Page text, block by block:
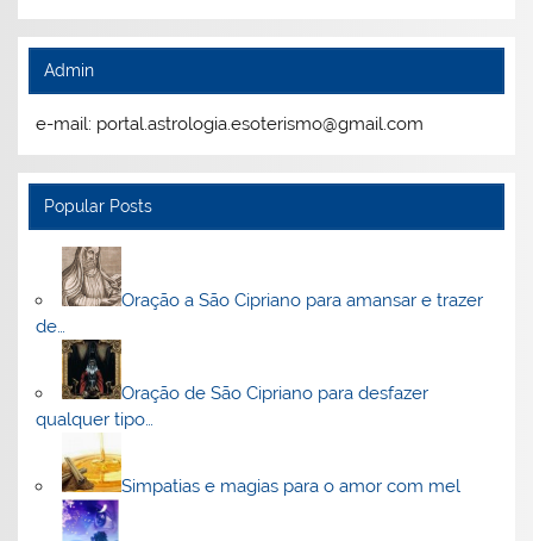
Admin
e-mail: portal.astrologia.esoterismo@gmail.com
Popular Posts
Oração a São Cipriano para amansar e trazer
de…
Oração de São Cipriano para desfazer
qualquer tipo…
Simpatias e magias para o amor com mel